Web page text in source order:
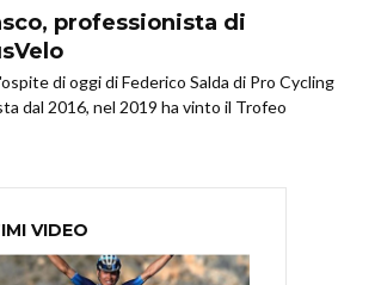
professionista di
di oggi di Federico Salda di Pro Cycling
dal 2016, nel 2019 ha vinto il Trofeo
VIDEO